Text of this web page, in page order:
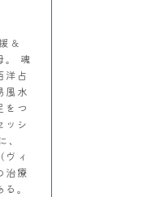
＆
。 魂
洋占
風水
をつ
ッシ
ィ
治療
。